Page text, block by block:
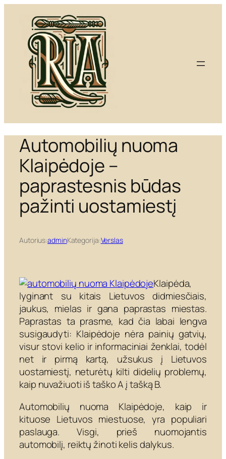
turinio
Automobilių nuoma
Klaipėdoje –
paprastesnis būdas
pažinti uostamiestį
Autorius:adminKategorija:Verslas
Klaipėda,
lyginant su kitais Lietuvos didmiesčiais,
jaukus, mielas ir gana paprastas miestas.
Paprastas ta prasme, kad čia labai lengva
susigaudyti: Klaipėdoje nėra painių gatvių,
visur stovi kelio ir informaciniai ženklai, todėl
net ir pirmą kartą, užsukus į Lietuvos
uostamiestį, neturėtų kilti didelių problemų,
kaip nuvažiuoti iš taško A į tašką B.
Automobilių nuoma Klaipėdoje, kaip ir
kituose Lietuvos miestuose, yra populiari
paslauga. Visgi, prieš nuomojantis
automobilį, reiktų žinoti kelis dalykus.